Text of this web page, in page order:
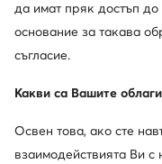
да имат пряк достъп
основание за такава
съгласие.
Какви са Вашите
Освен това, ако сте
взаимодействията Ви